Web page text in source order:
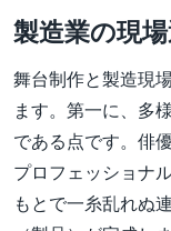
製造業の現
舞台制作と製造現
ます。第一に、多
である点です。俳
プロフェッショナ
もとで一糸乱れぬ